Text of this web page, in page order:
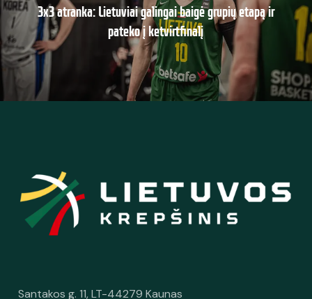
3x3 atranka: Lietuviai galingai baigė grupių etapą ir
pateko į ketvirtfinalį
Santakos g. 11, LT-44279 Kaunas